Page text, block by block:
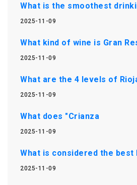
What is the smoothest
2025-11-09
What kind of wine is Gran
2025-11-09
What are the 4 levels of
2025-11-09
What does "Crianza
2025-11-09
What is considered the best
2025-11-09